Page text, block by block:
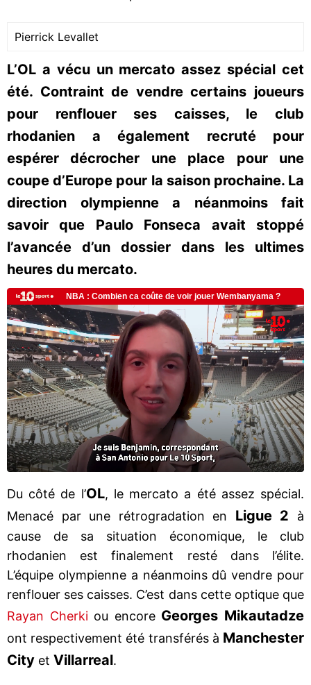
Pierrick Levallet
L’OL a vécu un mercato assez spécial cet
été. Contraint de vendre certains joueurs
pour renflouer ses caisses, le club
rhodanien a également recruté pour
espérer décrocher une place pour une
coupe d’Europe pour la saison prochaine. La
direction olympienne a néanmoins fait
savoir que Paulo Fonseca avait stoppé
l’avancée d’un dossier dans les ultimes
heures du mercato.
Du côté de l’OL, le mercato a été assez spécial.
Menacé par une rétrogradation en Ligue 2 à
cause de sa situation économique, le club
rhodanien est finalement resté dans l’élite.
L’équipe olympienne a néanmoins dû vendre pour
renflouer ses caisses. C’est dans cette optique que
Rayan Cherkiou encore Georges Mikautadze
ont respectivement été transférés à Manchester
City et Villarreal.